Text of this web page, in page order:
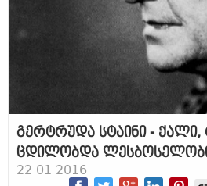
გერტრუდა სტაინი -
ცდილობდა
22 01 2016